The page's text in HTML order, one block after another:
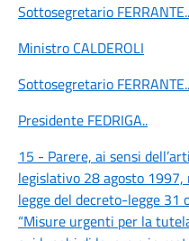
Sottosegretario FERRANTE..
Ministro CALDEROLI
Sottosegretario FERRANTE..
Presidente FEDRIGA..
15 - Parere, ai sensi
legislativo 28 agosto
legge del decreto-legge
“Misure urgenti per la